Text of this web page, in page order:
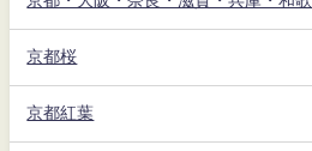
京都桜
京都紅葉